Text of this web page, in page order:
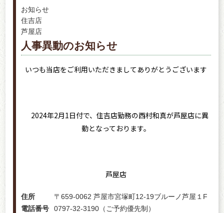
お知らせ
住吉店
芦屋店
人事異動のお知らせ
いつも当店をご利用いただきましてありがとうございます
2024年2月1日付で、住吉店勤務の西村和真が芦屋店に異
動となっております。
芦屋店
住所
〒659-0062 芦屋市宮塚町12-19ブルーノ芦屋１F
電話番号
0797-32-3190（ご予約優先制）